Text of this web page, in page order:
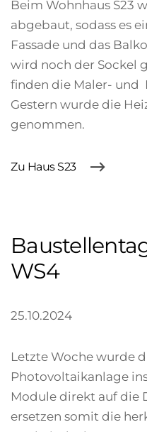
Beim Wohnhaus S23
abgebaut, sodass es
Fassade und das
wird noch der Sockel
finden die Maler- und
Gestern wurde die
genommen.
Zu Haus S23
WS4
25.10.2024
Letzte Woche wurde
Photovoltaikanlage
Module direkt auf die
ersetzen somit die